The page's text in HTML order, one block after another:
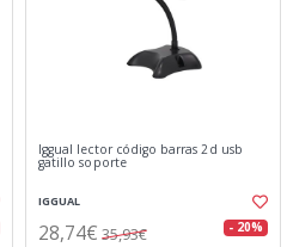
Iggual lector código barras 2d usb
gatillo soporte
IGGUAL
28,74€ 35,93€ - 20%